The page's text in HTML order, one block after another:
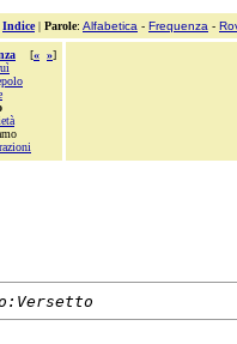
Indice| Parole: Alfabetica - Frequenza -
[« »]